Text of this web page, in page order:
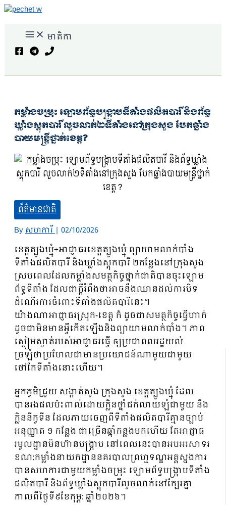
Skip
content
មាតិកា
កម្លាំងចម្រុះ ឡោមព័ទ្ធបង្ក្រាបទីតាំងផលិតបារី និងព័ទ្ធ
ឃ្លាំងស្តុកបារី លួចលាក់២ទីតាំងនៅក្រុងសួង បែកឆ្នាំង
បាយមន្ត្រីថ្នាក់ខេត្ត?
ព័ត៌មានជាតិ
Byសហការី| 02/10/2026
ខេត្តត្បូងឃ្មុំ÷អាជ្ញាធរខេត្តត្បូងឃ្មុំ ព្យាយាមលាក់បាំង
ទីតាំងផលិតបារី និងឃ្លាំងស្តុកបារី ២កន្លែងនៅក្រុងសួង
ស្របពេលដែលកម្លាំងសមត្ថកិច្ចថ្នាក់ជាតិបានចុះឡោម
ព័ទ្ធទីតាំង ដែលជាក្តីរំពឹងថាអាចនឹងឈានដល់ការបិទ
ដំណើរការចំពោះទីតាំងផលិតបារីនេះ។
យ៉ាងណាអាជ្ញាធរស្រុក-ខេត្ត ក៏ ដូចជាសមត្ថកិច្ចធ្វើហាក់
ដូចជាមិនមានអ្វីកើតឡើងនិងព្យាយាមលាក់បាំង។ ភាព
ស្ងៀមស្ងាត់របស់អាជ្ញាធរធ្វើ ឲ្យប្រជាពលរដ្ឋយល់
ច្រឡំថាប្រហែលជាមានប្រយោជន៍ណាមួយជាមួយ
ថៅកែទីតាំងនោះហើយ។
អ្នកភូមិជ្រួយ សង្កាត់សួង ក្រុងសួង ខេត្តត្បូងឃ្មុំ ដែល
បានរងផលប៉ះពាល់ដោយក្លិនថ្នាំជក់លាយឡំជាមួយ នឹង
ក្លិននីកូទីន ដែលភាយចេញពីទីតាំងផលិតបារីគ្មានច្បាប់
អនុញ្ញាត ១ កន្លែង ជាច្រើនឆ្នាំកន្លងមកហើយ តែអាជ្ញាធ
រមូលដ្ឋានមិនហ៊ានបង្ក្រាប នៅពេលនេះបានអបអរសាទរ
ខណ:កម្លាំងនាយកដ្ឋាននគរបាលព្រហ្មទណ្ឌអគ្គស្នងការ
បានសហការជាមួយកម្លាំងចម្រុះ ឡោមព័ទ្ធបង្ក្រាបទីតាំង
ផលិតបារី និងព័ទ្ធឃ្លាំងស្តុកបារីលួចលាក់នៅក្បែរគ្នា
កាលពីថ្ងៃទី៩ខែកុម្ភ: ឆ្នាំ២០២៦។